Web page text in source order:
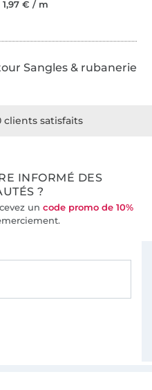
1,97 € / m
Sangles & rubanerie
INFORMÉ DES
?
un code promo de 10%